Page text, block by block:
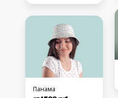
Панама